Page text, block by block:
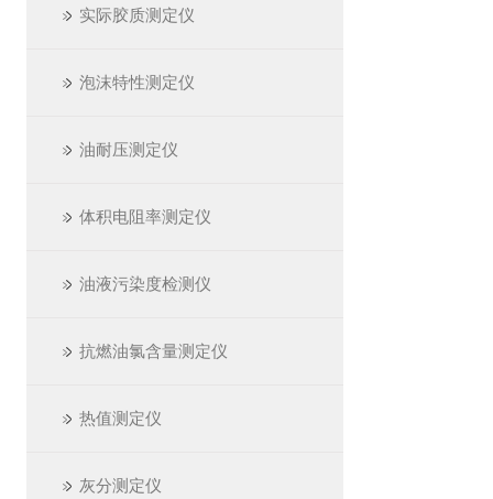
实际胶质测定仪
泡沫特性测定仪
油耐压测定仪
体积电阻率测定仪
油液污染度检测仪
抗燃油氯含量测定仪
热值测定仪
灰分测定仪